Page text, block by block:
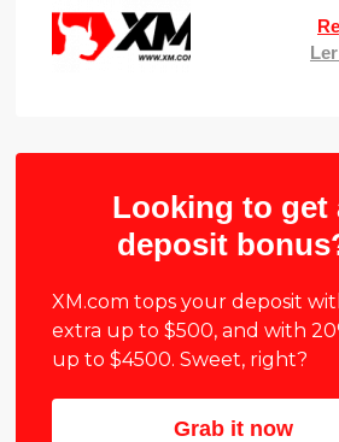
Looking to get
deposit
XM.com tops your deposit
extra up to $500, and with
up to $4500. Sweet, right?
Grab it now